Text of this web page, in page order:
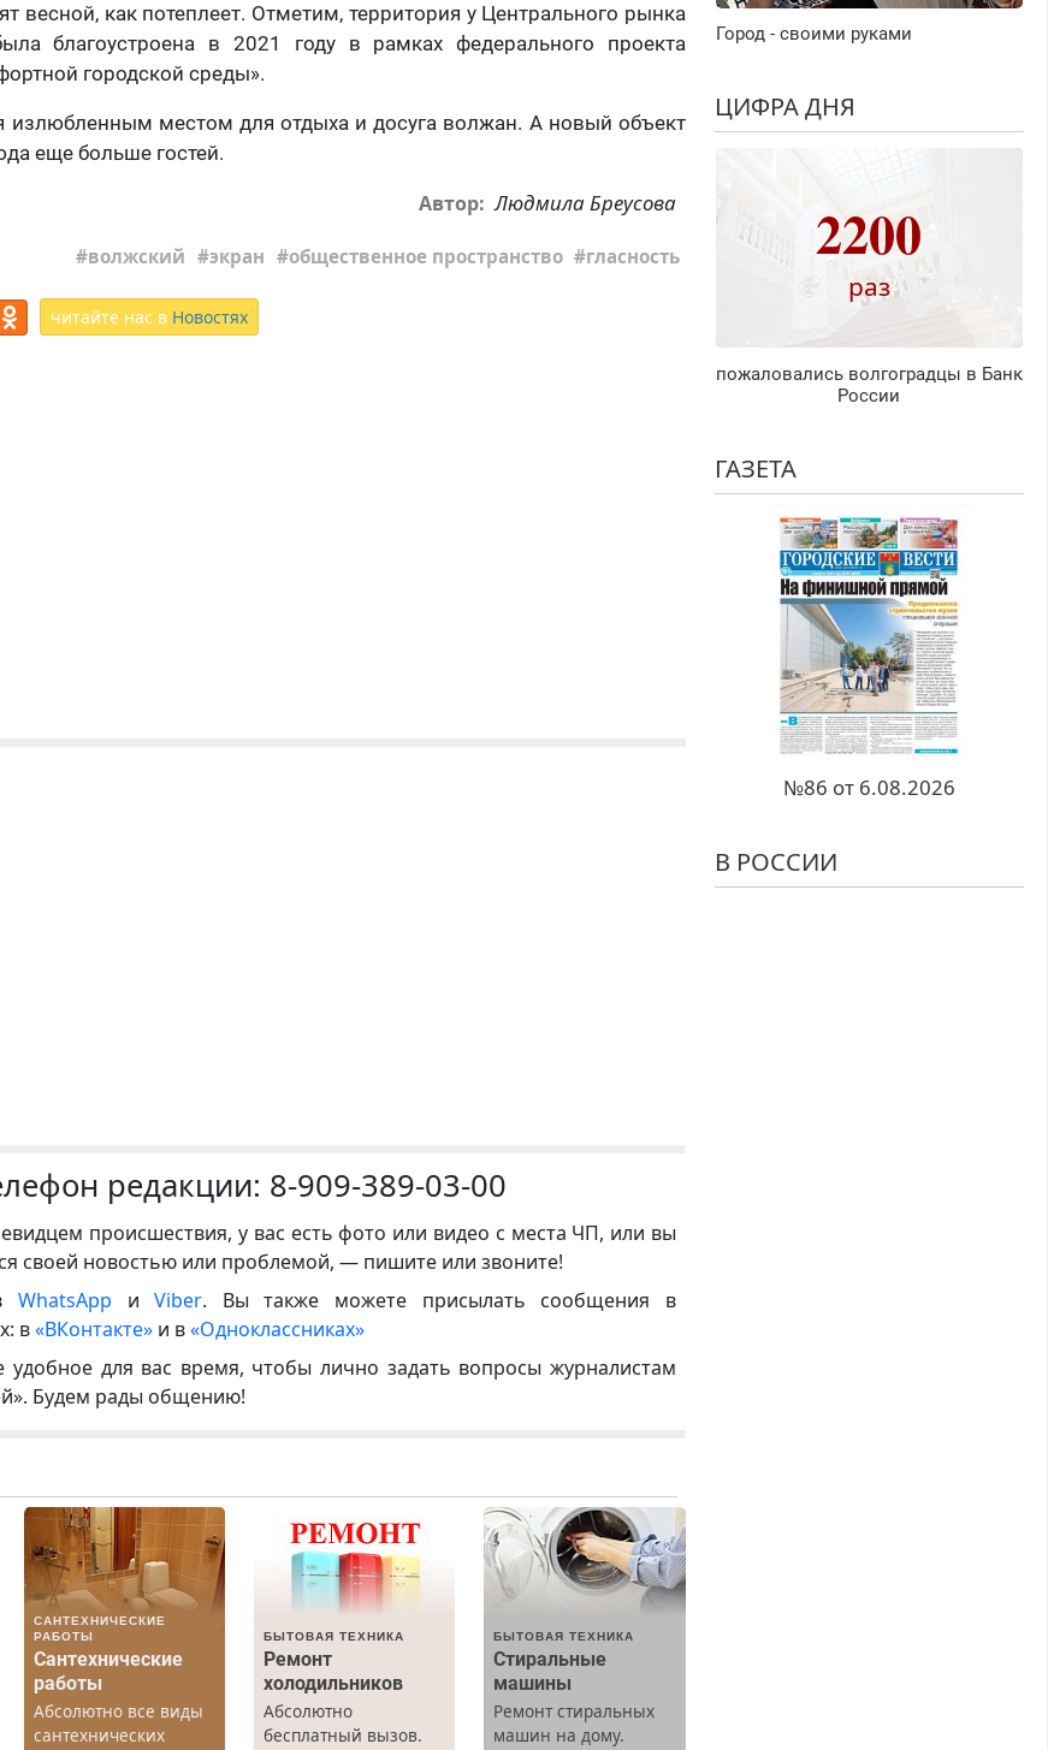
весной, как потеплеет. Отметим, территория у Центрального рынка
благоустроена в 2021 году в рамках федерального проекта
городской среды».
излюбленным местом для отдыха и досуга волжан. А новый объект
еще больше гостей.
Автор: Людмила Бреусова
волжский экран общественное пространство гласность
читайте нас в Новостях
редакции: 8-909-389-03-00
происшествия, у вас есть фото или видео с места ЧП, или вы
своей новостью или проблемой, — пишите или звоните!
WhatsApp иViber. Вы также можете присылать сообщения в
в«ВКонтакте» и в«Одноклассниках»
удобное для вас время, чтобы лично задать вопросы журналистам
Будем рады общению!
САНТЕХНИЧЕСКИЕ
РАБОТЫ
Сантехнические
работы
Абсолютно все виды
сантехнических
БЫТОВАЯ ТЕХНИКА
Ремонт
холодильников
Абсолютно
бесплатный вызов.
БЫТОВАЯ ТЕХНИКА
Стиральные
машины
Ремонт стиральных
машин на дому.
Город - своими руками
ЦИФРА ДНЯ
2200
раз
пожаловались волгоградцы в Банк
России
ГАЗЕТА
№86 от 6.08.2026
В РОССИИ